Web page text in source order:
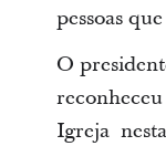
pessoas
O
Igreja